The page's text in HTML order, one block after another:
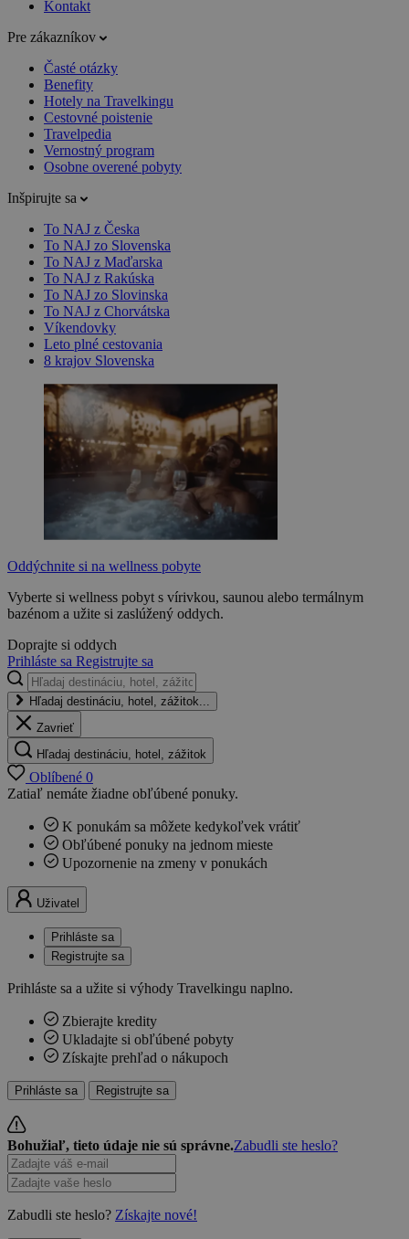
Kontakt
Pre zákazníkov
Časté otázky
Benefity
Hotely na Travelkingu
Cestovné poistenie
Travelpedia
Vernostný program
Osobne overené pobyty
Inšpirujte sa
To NAJ z Česka
To NAJ zo Slovenska
To NAJ z Maďarska
To NAJ z Rakúska
To NAJ zo Slovinska
To NAJ z Chorvátska
Víkendovky
Leto plné cestovania
8 krajov Slovenska
Oddýchnite si na wellness pobyte
Vyberte si wellness pobyt s vírivkou, saunou alebo termálnym
bazénom a užite si zaslúžený oddych.
Doprajte si oddych
Prihláste sa Registrujte sa
Hľadaj destináciu, hotel, zážitok...
Zavrieť
Hľadaj destináciu, hotel, zážitok
Oblíbené 0
Zatiaľ nemáte žiadne obľúbené ponuky.
K ponukám sa môžete kedykoľvek vrátiť
Obľúbené ponuky na jednom mieste
Upozornenie na zmeny v ponukách
Uživatel
Prihláste sa
Registrujte sa
Prihláste sa a užite si výhody Travelkingu naplno.
Zbierajte kredity
Ukladajte si obľúbené pobyty
Získajte prehľad o nákupoch
Prihláste sa Registrujte sa
Bohužiaľ, tieto údaje nie sú správne.Zabudli ste heslo?
Zabudli ste heslo? Získajte nové!